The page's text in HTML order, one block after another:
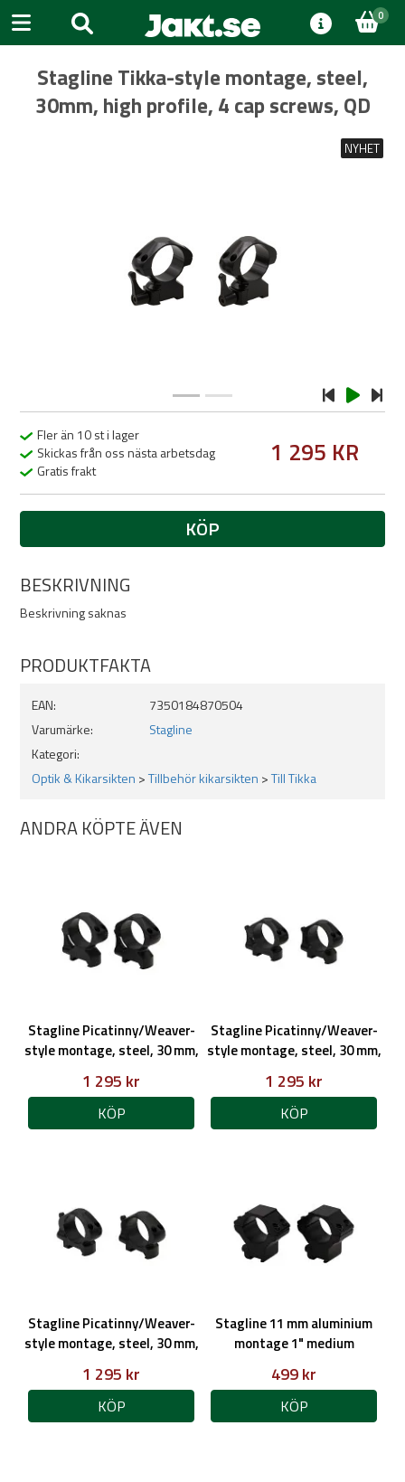
0
Stagline Tikka-style montage, steel,
30mm, high profile, 4 cap screws, QD
NYHET
Fler än 10 st i lager
Skickas från oss nästa arbetsdag
Gratis frakt
1 295 KR
KÖP
BESKRIVNING
Beskrivning saknas
PRODUKTFAKTA
EAN:
7350184870504
Varumärke:
Stagline
Kategori:
Optik & Kikarsikten >Tillbehör kikarsikten >Till Tikka
ANDRA KÖPTE ÄVEN
Stagline Picatinny/Weaver-
style montage, steel, 30 mm,
1 295 kr
KÖP
Stagline Picatinny/Weaver-
style montage, steel, 30 mm,
1 295 kr
KÖP
Stagline Picatinny/Weaver-
style montage, steel, 30 mm,
1 295 kr
KÖP
Stagline 11 mm aluminium
montage 1" medium
499 kr
KÖP